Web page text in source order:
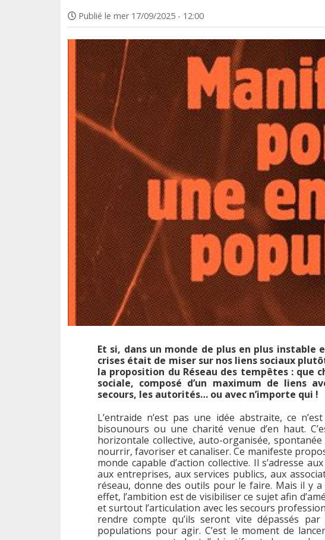
Publié le mer 17/09/2025 - 12:00
Et si, dans un monde de plus en plus
crises était de miser sur nos liens sociaux
la proposition du Réseau des tempêtes : que
sociale, composé d’un maximum de liens
secours, les autorités… ou avec n’importe qui !
L’entraide n’est pas une idée abstraite, ce
bisounours ou une charité venue d’en haut.
horizontale collective, auto-organisée,
nourrir, favoriser et canaliser. Ce manifeste
monde capable d’action collective. Il s’adresse
aux entreprises, aux services publics, aux
réseau, donne des outils pour le faire. Mais il y
effet, l’ambition est de visibiliser ce sujet afin
et surtout l’articulation avec les secours
rendre compte qu’ils seront vite dépassés
populations pour agir. C’est le moment de